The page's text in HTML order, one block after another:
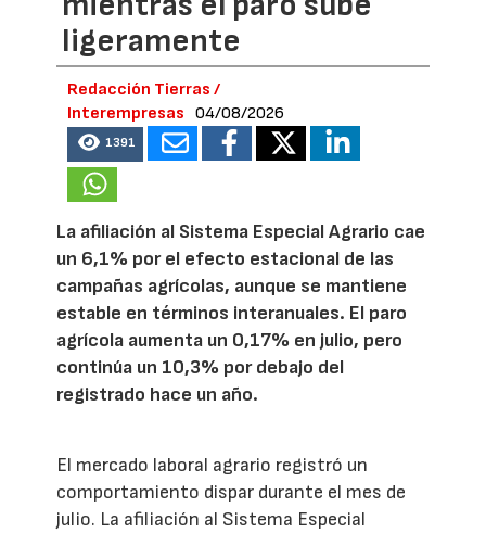
ligeramente
Redacción Tierras /
Interempresas
04/08/2026
1391
La afiliación al Sistema Especial Agrario cae
un 6,1% por el efecto estacional de las
campañas agrícolas, aunque se mantiene
estable en términos interanuales. El paro
agrícola aumenta un 0,17% en julio, pero
continúa un 10,3% por debajo del
registrado hace un año.
El mercado laboral agrario registró un
comportamiento dispar durante el mes de
julio. La afiliación al Sistema Especial